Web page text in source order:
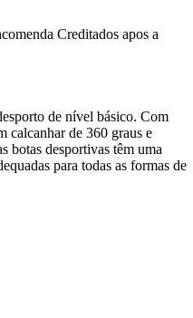
Creditados apos a
de nível básico. Com
calcanhar de 360 graus e
botas desportivas têm uma
para todas as formas de